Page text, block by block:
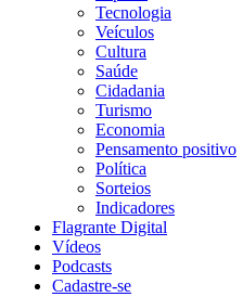
Tecnologia
Veículos
Cultura
Saúde
Cidadania
Turismo
Economia
Pensamento positivo
Política
Sorteios
Indicadores
Flagrante Digital
Vídeos
Podcasts
Cadastre-se